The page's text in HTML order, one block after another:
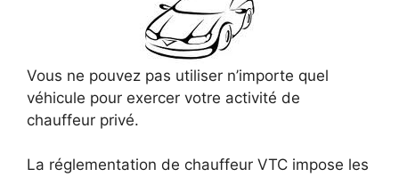
Vous ne pouvez pas utiliser n’importe quel
véhicule pour exercer votre activité de
chauffeur privé.
La réglementation de chauffeur VTC impose les